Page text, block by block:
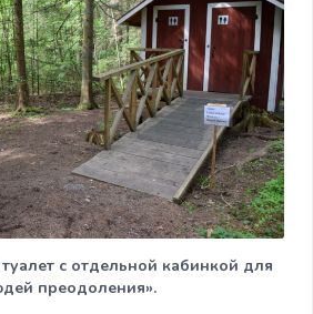
с отдельной кабинкой для
преодоления».